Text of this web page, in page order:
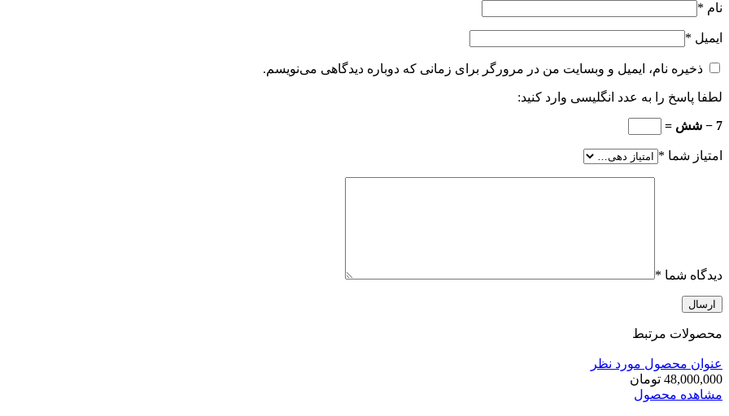
نام *
ایمیل *
ذخیره نام، ایمیل و وبسایت من در مرورگر برای زمانی که دوباره دیدگاهی می‌نویسم.
لطفا پاسخ را به عدد انگلیسی وارد کنید:
7 − شش =
امتیاز شما *
دیدگاه شما *
محصولات مرتبط
عنوان محصول مورد نظر
48,000,000 تومان
مشاهده محصول